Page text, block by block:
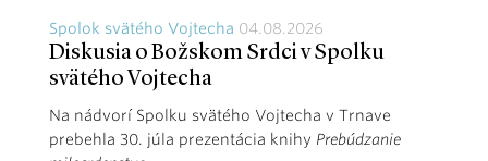
Spolok svätého Vojtecha 04.08.2026
Diskusia o Božskom Srdci v Spolku
svätého Vojtecha
Na nádvorí Spolku svätého Vojtecha v Trnave
prebehla 30. júla prezentácia knihy Prebúdzanie